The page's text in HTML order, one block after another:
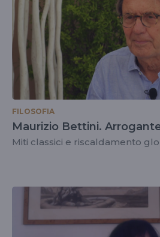
FILOSOFIA
Maurizio Bettini.
Miti classici e riscaldamento